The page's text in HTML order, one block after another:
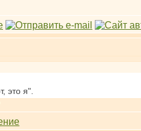
это я".